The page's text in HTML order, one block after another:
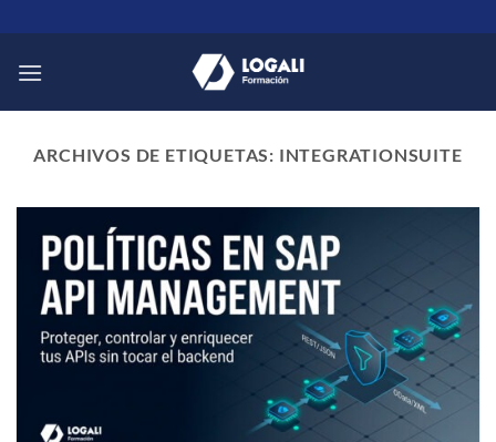
al
contenido
ARCHIVOS DE ETIQUETAS: INTEGRATIONSUITE